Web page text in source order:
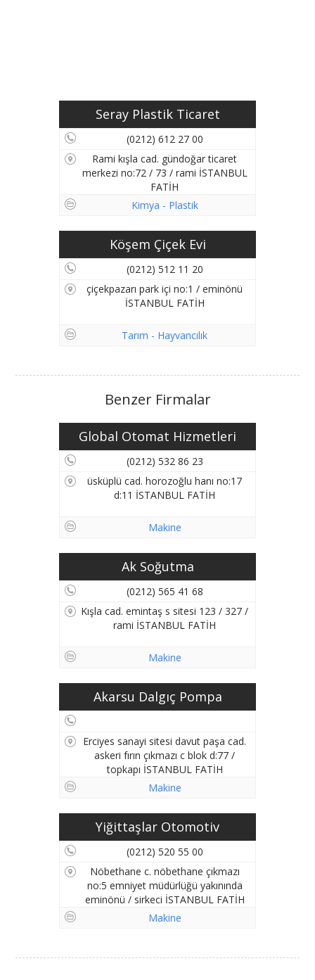
Seray Plastik Ticaret
(0212) 612 27 00
Rami kışla cad. gündoğar ticaret
merkezi no:72 / 73 / rami İSTANBUL
FATİH
Kimya - Plastik
Köşem Çiçek Evi
(0212) 512 11 20
çiçekpazarı park içi no:1 / eminönü
İSTANBUL FATİH
Tarım - Hayvancılık
Benzer Firmalar
Global Otomat Hizmetleri
(0212) 532 86 23
üsküplü cad. horozoğlu hanı no:17
d:11 İSTANBUL FATİH
Makine
Ak Soğutma
(0212) 565 41 68
Kışla cad. emintaş s sitesi 123 / 327 /
rami İSTANBUL FATİH
Makine
Akarsu Dalgıç Pompa
Erciyes sanayi sitesi davut paşa cad.
askeri fırın çıkmazı c blok d:77 /
topkapı İSTANBUL FATİH
Makine
Yiğittaşlar Otomotiv
(0212) 520 55 00
Nöbethane c. nöbethane çıkmazı
no:5 emniyet müdürlüğü yakınında
eminönü / sirkeci İSTANBUL FATİH
Makine